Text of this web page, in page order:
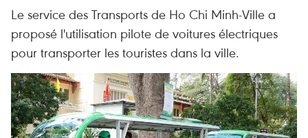
Le service des Transports de Ho Chi Minh-Ville a
proposé l'utilisation pilote de voitures électriques
pour transporter les touristes dans la ville.